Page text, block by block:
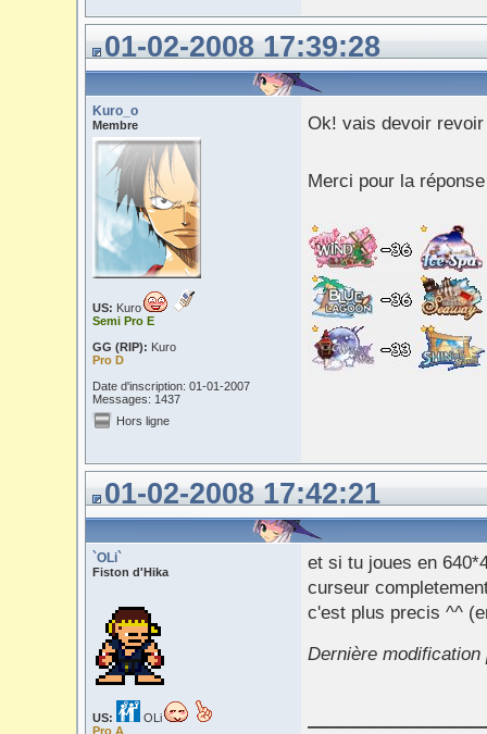
01-02-2008 17:39:28
Kuro_o
Membre
US: Kuro
Semi Pro E
GG (RIP): Kuro
Pro D
Date d'inscription: 01-01-2007
Messages: 1437
Ok! vais devoir
Merci pour la
Hors ligne
01-02-2008 17:42:21
`OLi`
Fiston d'Hika
US:
OLi
Pro A
et si tu joues en
curseur
c'est plus precis ^^
Dernière